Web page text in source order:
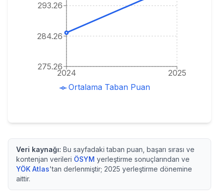
2024 2025
275.26
284.26
293.26
Ortalama Taban Puan
Veri kaynağı: Bu sayfadaki taban puan, başarı sırası ve
kontenjan verileri ÖSYM yerleştirme sonuçlarından ve
YÖK Atlas'tan derlenmiştir; 2025 yerleştirme dönemine
aittir.